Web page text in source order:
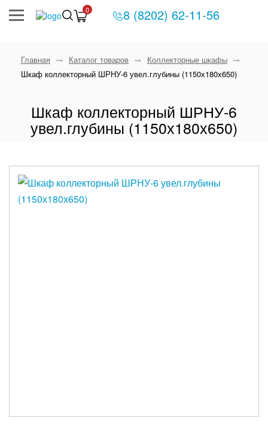
0 8 (8202) 62-11-56
Главная Каталог товаров
Коллекторные шкафы
Шкаф коллекторный ШРНУ-6 увел.глубины (1150х180х650)
Шкаф коллекторный ШРНУ-6
увел.глубины (1150х180х650)